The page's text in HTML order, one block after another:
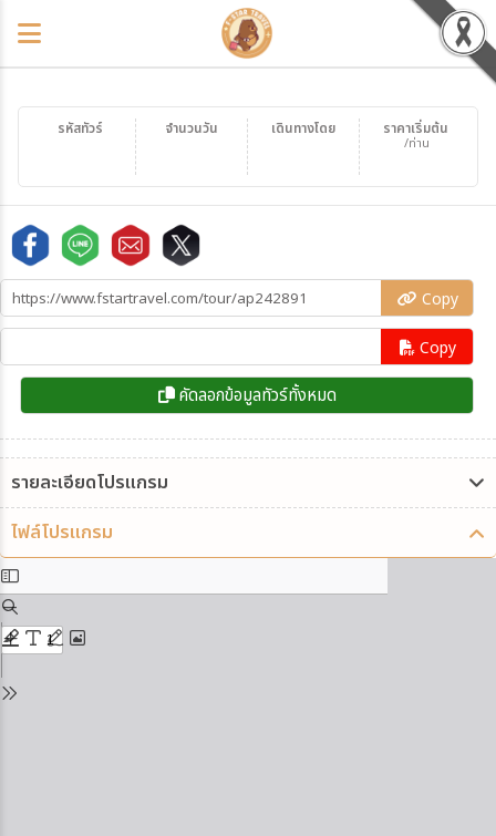
รหัสทัวร์ จำนวนวัน ราคาเริ่มต้น
/ท่าน
เดินทางโดย
Copy
Copy
คัดลอกข้อมูลทัวร์ทั้งหมด
รายละเอียดโปรแกรม
ไฟล์โปรแกรม